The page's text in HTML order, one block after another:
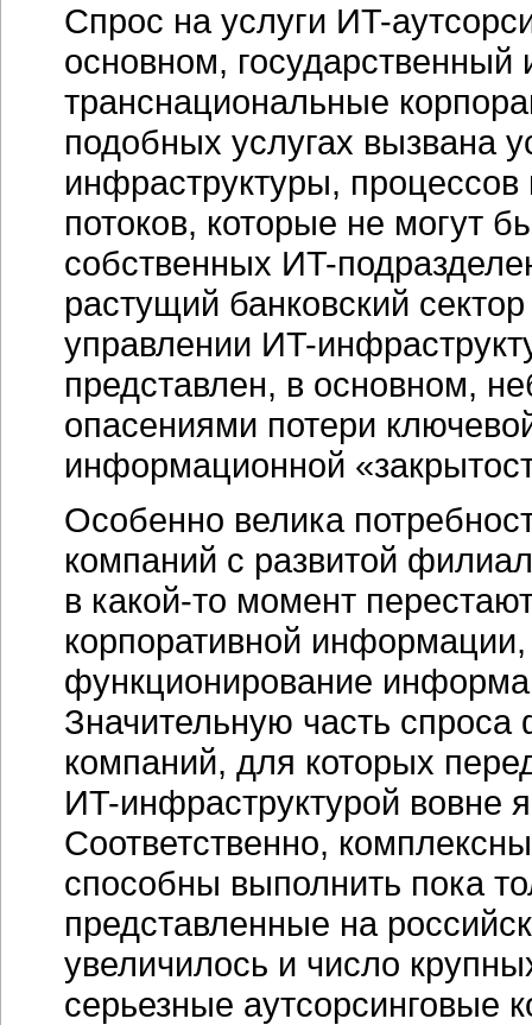
Спрос на услуги ИT-
основном, государственный
транснациональные
подобных услугах вызвана
инфраструктуры,
потоков, которые не могут
собственных ИT-
растущий банковский
управлении ИT-
представлен, в основном,
опасениями потери
информационной
Особенно велика
компаний с развитой
в какой-то момент
корпоративной
функционирование
Значительную часть
компаний, для которых
ИT-инфраструктурой вовне
Соответственно,
способны выполнить пока
представленные на
увеличилось и число
серьезные аутсорсинговые